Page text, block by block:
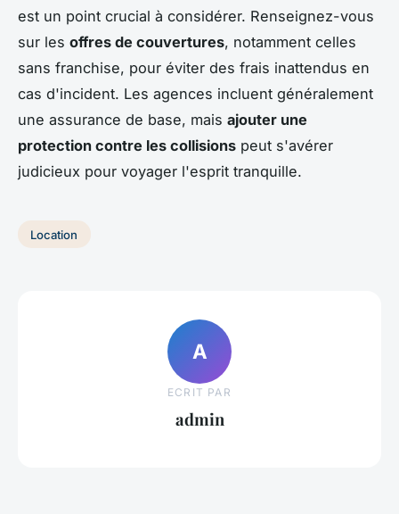
est un point crucial à considérer. Renseignez-vous
sur les offres de couvertures, notamment celles
sans franchise, pour éviter des frais inattendus en
cas d'incident. Les agences incluent généralement
une assurance de base, mais ajouter une
protection contre les collisions peut s'avérer
judicieux pour voyager l'esprit tranquille.
Location
A
ECRIT PAR
admin